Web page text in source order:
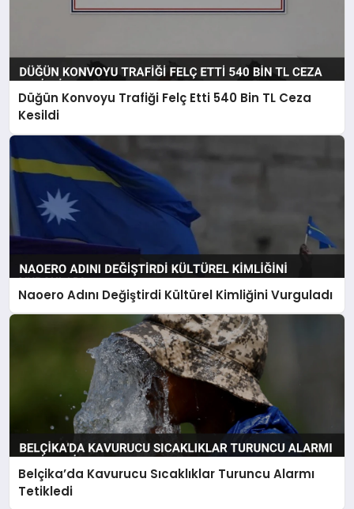
Düğün Konvoyu Trafiği Felç Etti 540 Bin TL Ceza
Kesildi
Naoero Adını Değiştirdi Kültürel Kimliğini Vurguladı
Belçika’da Kavurucu Sıcaklıklar Turuncu Alarmı
Tetikledi